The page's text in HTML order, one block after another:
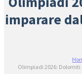
imparare
Olimpiadi 2026: